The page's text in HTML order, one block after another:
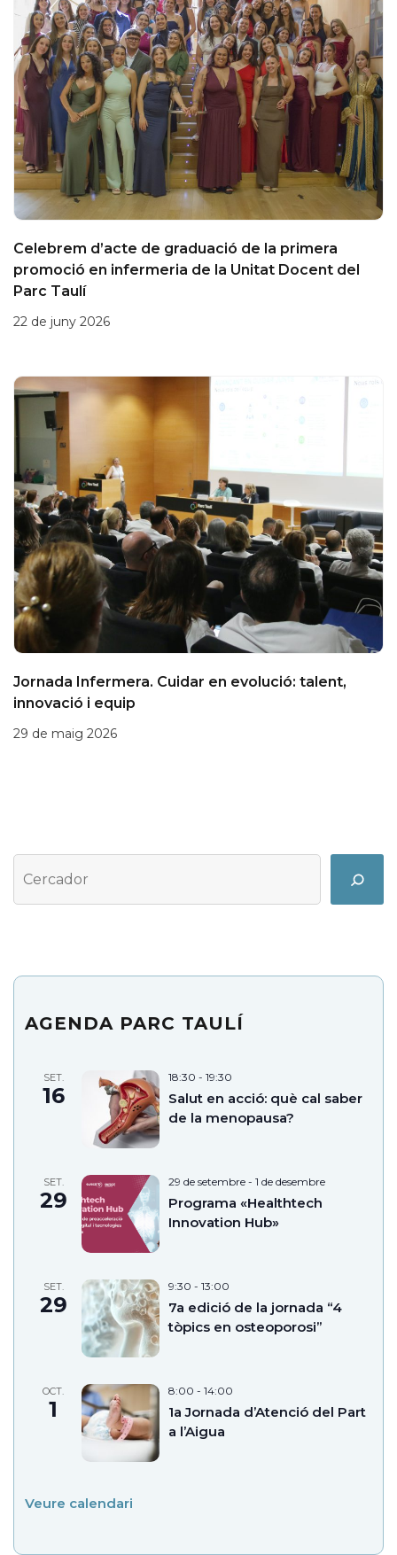
Celebrem d’acte de graduació de la primera
promoció en infermeria de la Unitat Docent del
Parc Taulí
22 de juny 2026
Jornada Infermera. Cuidar en evolució: talent,
innovació i equip
29 de maig 2026
Cerca
Search
AGENDA PARC TAULÍ
SET.
16
18:30 - 19:30
Salut en acció: què cal saber
de la menopausa?
SET.
29
29 de setembre - 1 de desembre
Programa «Healthtech
Innovation Hub»
SET.
29
9:30 - 13:00
7a edició de la jornada “4
tòpics en osteoporosi”
OCT.
1
8:00 - 14:00
1a Jornada d’Atenció del Part
a l’Aigua
Veure calendari